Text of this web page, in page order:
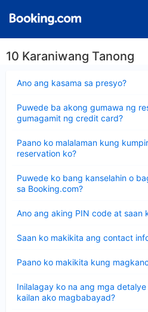
10 Karaniwang Tanong
Ano ang kasama sa presyo?
ang
Puwede ba akong gumawa ng
gumagamit ng credit card?
ang
sagot
Paano ko malalaman kung
reservation ko?
ang
sagot
Puwede ko bang kanselahin o
sa Booking.com?
ang
sagot
Ano ang aking PIN code at saan
ang
Saan ko makikita ang contact
ang
Paano ko makikita kung
ang
Inilalagay ko na ang mga
kailan ako magbabayad?
ang
sagot